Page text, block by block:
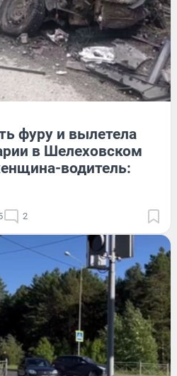
фуру и вылетела
в Шелеховском
водитель:
2